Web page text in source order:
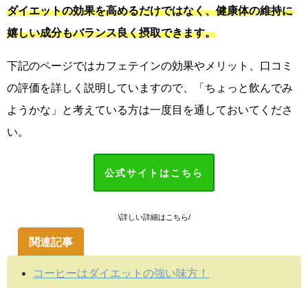
ダイエットの効果を高めるだけではなく、健康体の維持に
嬉しい成分もバランス良く摂取できます。
下記のページではカフェテインの効果やメリット、口コミ
の評価を詳しく説明していますので、「ちょっと飲んでみ
ようかな」と考えている方は一度目を通しておいてくださ
い。
公式サイトはこちら
\詳しい詳細はこちら/
関連記事
コーヒーはダイエットの強い味方！